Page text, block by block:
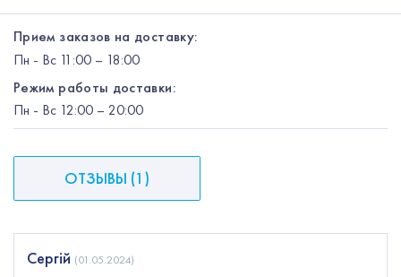
Прием заказов на доставку:
Пн - Вс 11:00 – 18:00
Режим работы доставки:
Пн - Вс 12:00 – 20:00
ОТЗЫВЫ (1 )
Сергій (01.05.2024)